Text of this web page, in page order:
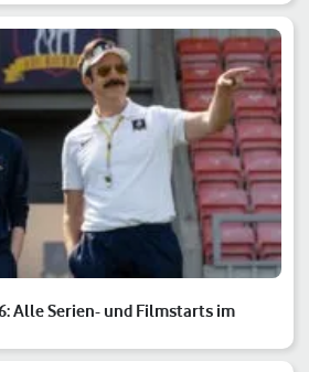
Alle Serien- und Filmstarts im